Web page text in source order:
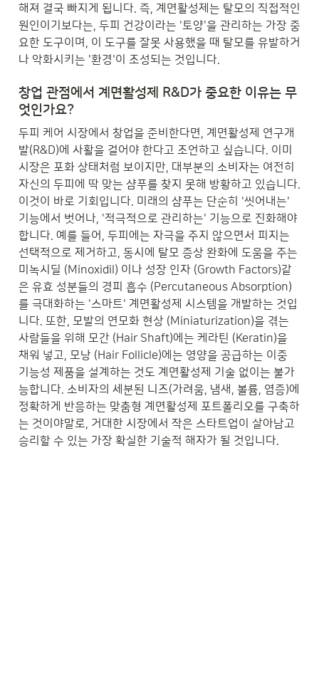
해져 결국 빠지게 됩니다. 즉, 계면활성제는 탈모의 직접적인
원인이기보다는, 두피 건강이라는 '토양'을 관리하는 가장 중
요한 도구이며, 이 도구를 잘못 사용했을 때 탈모를 유발하거
나 악화시키는 '환경'이 조성되는 것입니다.
창업 관점에서 계면활성제 R&D가 중요한 이유는 무
엇인가요?
두피 케어 시장에서 창업을 준비한다면, 계면활성제 연구개
발(R&D)에 사활을 걸어야 한다고 조언하고 싶습니다. 이미
시장은 포화 상태처럼 보이지만, 대부분의 소비자는 여전히
자신의 두피에 딱 맞는 샴푸를 찾지 못해 방황하고 있습니다.
이것이 바로 기회입니다. 미래의 샴푸는 단순히 '씻어내는'
기능에서 벗어나, '적극적으로 관리하는' 기능으로 진화해야
합니다. 예를 들어, 두피에는 자극을 주지 않으면서 피지는
선택적으로 제거하고, 동시에 탈모 증상 완화에 도움을 주는
미녹시딜 (Minoxidil) 이나 성장 인자 (Growth Factors)같
은 유효 성분들의 경피 흡수 (Percutaneous Absorption)
를 극대화하는 '스마트' 계면활성제 시스템을 개발하는 것입
니다. 또한, 모발의 연모화 현상 (Miniaturization)을 겪는
사람들을 위해 모간 (Hair Shaft)에는 케라틴 (Keratin)을
채워 넣고, 모낭 (Hair Follicle)에는 영양을 공급하는 이중
기능성 제품을 설계하는 것도 계면활성제 기술 없이는 불가
능합니다. 소비자의 세분된 니즈(가려움, 냄새, 볼륨, 염증)에
정확하게 반응하는 맞춤형 계면활성제 포트폴리오를 구축하
는 것이야말로, 거대한 시장에서 작은 스타트업이 살아남고
승리할 수 있는 가장 확실한 기술적 해자가 될 것입니다.